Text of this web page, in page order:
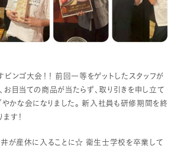
ンゴ大会！！ 前回一等をゲットしたスタッフが
お目当ての商品が当たらず、取り引きを申し立て
かな会になりました。 新入社員も研修期間を終
す！
井が産休に入ることに☆ 衛生士学校を卒業して